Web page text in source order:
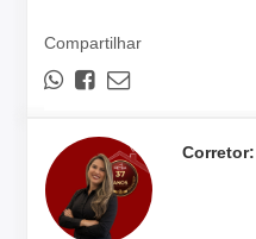
Compartilhar